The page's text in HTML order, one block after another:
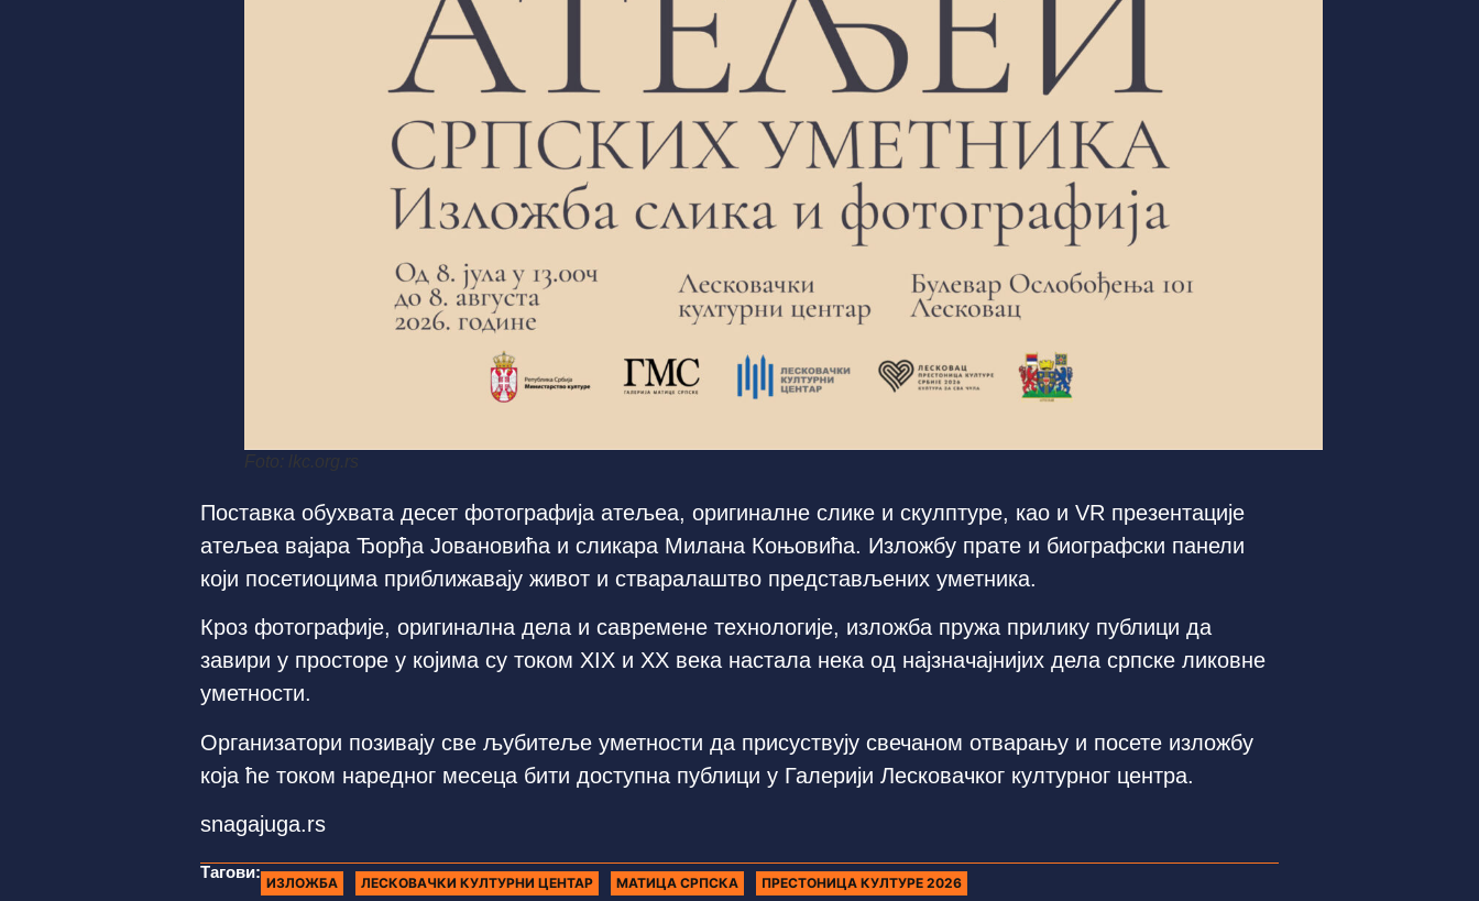
Foto: lkc.org.rs
Поставка обухвата десет фотографија атељеа, оригиналне слике и скулптуре, као и VR презентације
атељеа вајара Ђорђа Јовановића и сликара Милана Коњовића. Изложбу прате и биографски панели
који посетиоцима приближавају живот и стваралаштво представљених уметника.
Кроз фотографије, оригинална дела и савремене технологије, изложба пружа прилику публици да
завири у просторе у којима су током XIX и XX века настала нека од најзначајнијих дела српске ликовне
уметности.
Организатори позивају све љубитеље уметности да присуствују свечаном отварању и посете изложбу
која ће током наредног месеца бити доступна публици у Галерији Лесковачког културног центра.
snagajuga.rs
Тагови:
ИЗЛОЖБА ЛЕСКОВАЧКИ КУЛТУРНИ ЦЕНТАР МАТИЦА СРПСКА ПРЕСТОНИЦА КУЛТУРЕ 2026